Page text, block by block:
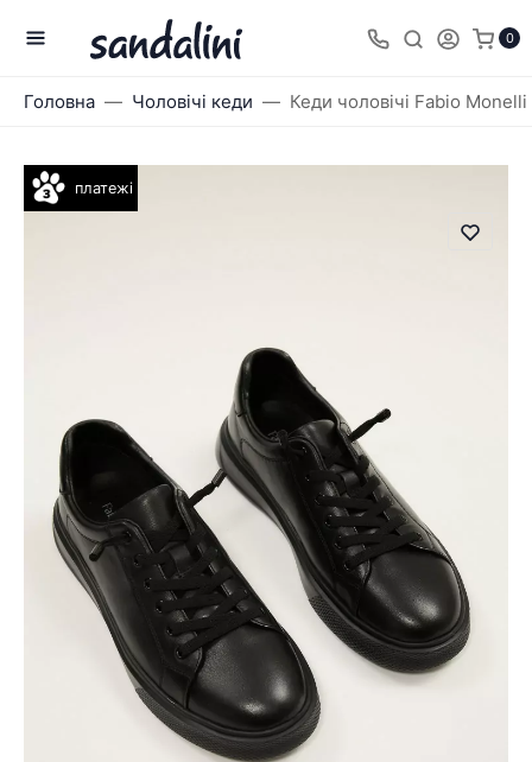
0
Головна Чоловічі кеди Кеди чоловічі Fabio
платежі